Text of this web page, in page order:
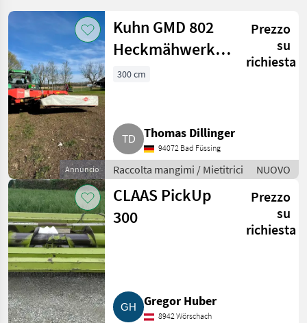
Annuncio
Kuhn GMD 802
Heckmähwerk,
Mähwerk Claas,
Prezzo
su
richiesta
300 cm
Thomas Dillinger
94072 Bad Füssing
Raccolta mangimi / Mietitrici NUOVO
CLAAS PickUp
300
Prezzo
su
richiesta
Gregor Huber
8942 Wörschach